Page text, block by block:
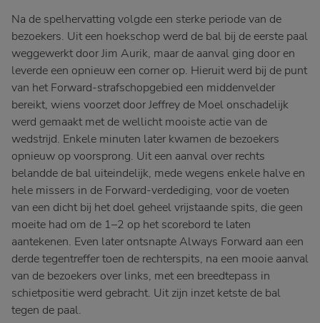
Na de spelhervatting volgde een sterke periode van de
bezoekers. Uit een hoekschop werd de bal bij de eerste paal
weggewerkt door Jim Aurik, maar de aanval ging door en
leverde een opnieuw een corner op. Hieruit werd bij de punt
van het Forward-strafschopgebied een middenvelder
bereikt, wiens voorzet door Jeffrey de Moel onschadelijk
werd gemaakt met de wellicht mooiste actie van de
wedstrijd. Enkele minuten later kwamen de bezoekers
opnieuw op voorsprong. Uit een aanval over rechts
belandde de bal uiteindelijk, mede wegens enkele halve en
hele missers in de Forward-verdediging, voor de voeten
van een dicht bij het doel geheel vrijstaande spits, die geen
moeite had om de 1–2 op het scorebord te laten
aantekenen. Even later ontsnapte Always Forward aan een
derde tegentreffer toen de rechterspits, na een mooie aanval
van de bezoekers over links, met een breedtepass in
schietpositie werd gebracht. Uit zijn inzet ketste de bal
tegen de paal.